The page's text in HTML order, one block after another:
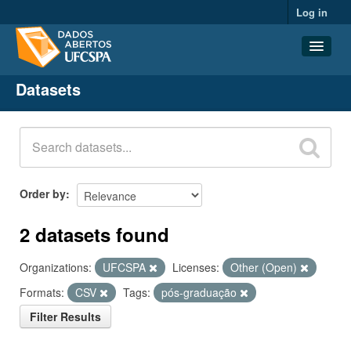
Log in
Datasets
Organizations
Groups
About
Datasets
Order by
2 datasets found
Organizations: UFCSPA Licenses:
Other (Open)
Formats:
CSV Tags:
pós-graduação
Filter Results